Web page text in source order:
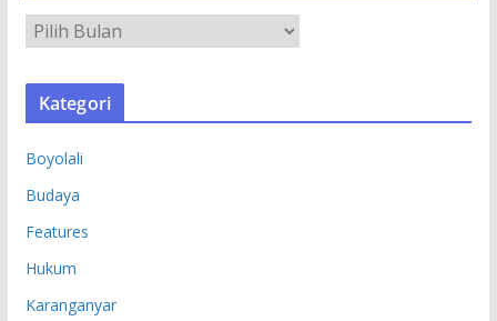
R
S
Kategori
Boyolali
Budaya
Features
Hukum
Karanganyar